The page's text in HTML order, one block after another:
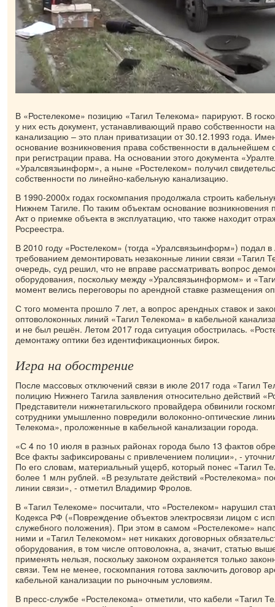
В «Ростелекоме» позицию «Тагил Телекома» парируют. В
у них есть документ, устанавливающий право собственности
канализацию – это план приватизации от 30.12.1993 года.
основание возникновения права собственности в дальнейшем
при регистрации права. На основании этого документа
«Уралсвязьинформ», а ныне «Ростелеком» получил
собственности по линейно-кабельную канализацию.
В 1990-2000х годах госкомпания продолжала строить
Нижнем Тагиле. По таким объектам основание возникновения
Акт о приемке объекта в эксплуатацию, что также находит
Росреестра.
В 2010 году «Ростелеком» (тогда «Уралсвязьинформ») подал
требованием демонтировать незаконные линии связи «Тагил
очередь, суд решил, что не вправе рассматривать вопрос
оборудования, поскольку между «Уралсвязьинформом» и
момент велись переговоры по арендной ставке размещения
С того момента прошло 7 лет, а вопрос арендных ставок и
оптоволоконных линий «Тагил Телекома» в кабельной
и не был решён. Летом 2017 года ситуация обострилась.
демонтажу оптики без идентификационных бирок.
Игра на обострение
После массовых отключений связи в июле 2017 года «Тагил
полицию Нижнего Тагила заявления относительно действий
Представители нижнетагильского провайдера обвинили
сотрудники умышленно повредили волоконно-оптические
Телекома», проложенные в кабельной канализации города.
«С 4 по 10 июля в разных районах города было 13 фактов
Все факты зафиксированы с привлечением полиции», -
По его словам, материальный ущерб, который понес «Тагил
более 1 млн рублей. «В результате действий «Ростелекома»
линии связи», - отметил Владимир Фролов.
В «Тагил Телекоме» посчитали, что «Ростелеком» нарушил
Кодекса РФ («Повреждение объектов электросвязи лицом с
служебного положения). При этом в самом «Ростелекоме»
ними и «Тагил Телекомом» нет никаких договорных
оборудования, в том числе оптоволокна, а, значит, статью
применять нельзя, поскольку законом охраняется только
связи. Тем не менее, госкомпания готова заключить договор
кабельной канализации по рыночным условиям.
В пресс-службе «Ростелекома» отметили, что кабели «Тагил